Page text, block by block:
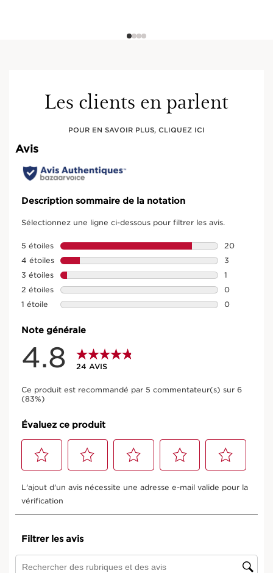
Les clients en parlent
POUR EN SAVOIR PLUS, CLIQUEZ ICI